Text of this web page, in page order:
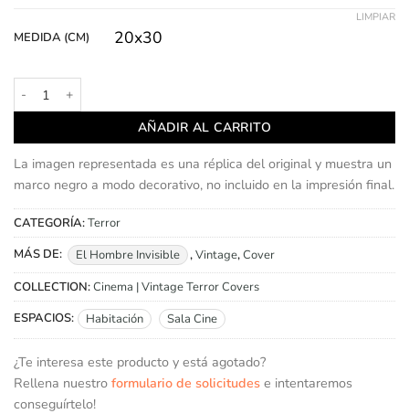
MEDIDA (CM) 20x30
LIMPIAR
El Hombre Invisible | Cover cantidad
AÑADIR AL CARRITO
La imagen representada es una réplica del original y muestra un
marco negro a modo decorativo, no incluido en la impresión final.
CATEGORÍA:Terror
MÁS DE:
El Hombre Invisible ,Vintage,Cover
COLLECTION:Cinema | Vintage Terror Covers
ESPACIOS:
Habitación Sala Cine
¿Te interesa este producto y está agotado?
Rellena nuestro formulario de solicitudes e intentaremos
conseguírtelo!